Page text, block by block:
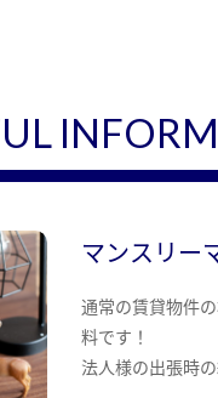
マンスリー
通常の賃貸物件
料です！
法人様の出張時